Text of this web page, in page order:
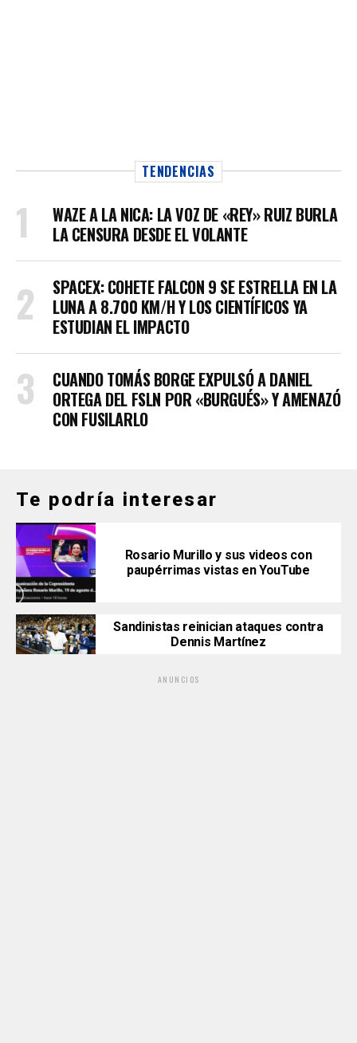
TENDENCIAS
WAZE A LA NICA: LA VOZ DE «REY» RUIZ BURLA
LA CENSURA DESDE EL VOLANTE
SPACEX: COHETE FALCON 9 SE ESTRELLA EN LA
LUNA A 8.700 KM/H Y LOS CIENTÍFICOS YA
ESTUDIAN EL IMPACTO
CUANDO TOMÁS BORGE EXPULSÓ A DANIEL
ORTEGA DEL FSLN POR «BURGUÉS» Y AMENAZÓ
CON FUSILARLO
Te podría interesar
Rosario Murillo y sus videos con
paupérrimas vistas en YouTube
Sandinistas reinician ataques contra
Dennis Martínez
ANUNCIOS